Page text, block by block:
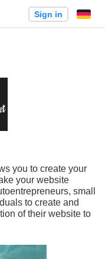
Sign in
you to create your
your website
small
to create and
of their website to